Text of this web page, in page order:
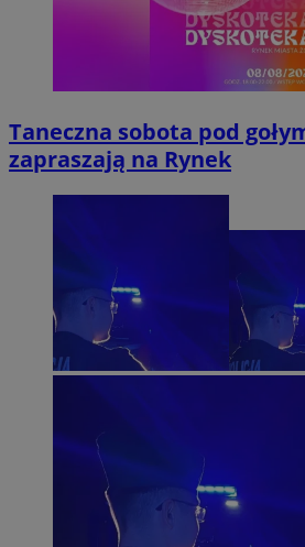
Taneczna sobota pod
zapraszają na Rynek